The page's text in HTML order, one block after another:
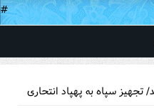
#